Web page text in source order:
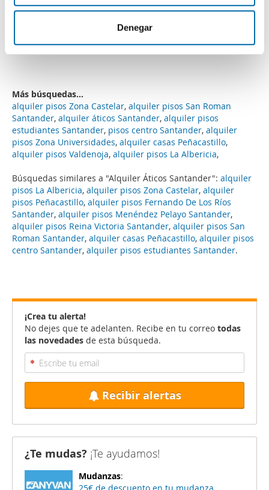
nuestros partners de redes sociales, publicidad y análisis
web, quienes pueden combinarla con otra información
que les haya proporcionado o que hayan recopilado a
partir del uso que haya hecho de sus servicios.
n
Denegar
Búsquedas similares a "Alquiler Áticos Santander": alquiler
pisos La Albericia, alquiler pisos Zona Castelar, alquiler
pisos Peñacastillo, alquiler pisos Fernando De Los Ríos
Santander, alquiler pisos Menéndez Pelayo Santander,
alquiler pisos Reina Victoria Santander, alquiler pisos San
Roman Santander, alquiler casas Peñacastillo, alquiler pisos
centro Santander, alquiler pisos estudiantes Santander.
Más búsquedas...
alquiler pisos Zona Castelar, alquiler pisos San Roman
Santander, alquiler áticos Santander, alquiler pisos
estudiantes Santander, pisos centro Santander, alquiler
pisos Zona Universidades, alquiler casas Peñacastillo,
alquiler pisos Valdenoja, alquiler pisos La Albericia,
¡Crea tu alerta!
No dejes que te adelanten. Recibe en tu correo todas
las novedades de esta búsqueda.
Recibir alertas
¿Te mudas? ¡Te ayudamos!
Mudanzas: